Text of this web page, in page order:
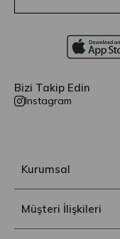
Bizi Takip Edin
Instagram
Kurumsal
Müşteri İlişkileri